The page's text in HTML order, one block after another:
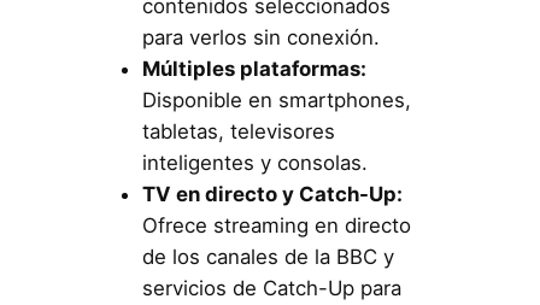
contenidos seleccionados
para verlos sin conexión.
Múltiples plataformas:
Disponible en smartphones,
tabletas, televisores
inteligentes y consolas.
TV en directo y Catch-Up:
Ofrece streaming en directo
de los canales de la BBC y
servicios de Catch-Up para